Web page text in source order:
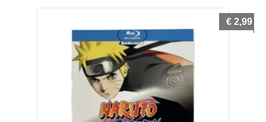
€ 2,99